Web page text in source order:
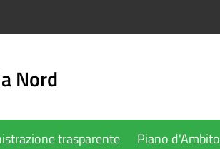
Nord
trasparente Piano d'Ambito